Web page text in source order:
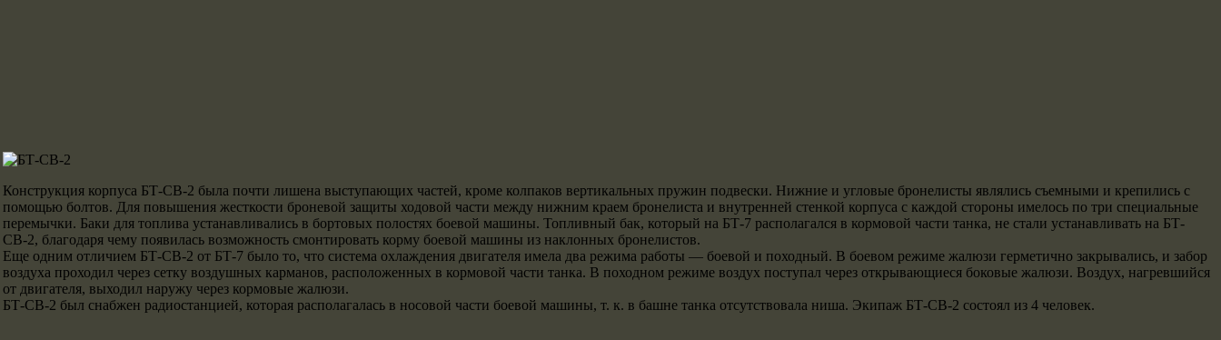
Конструкция корпуса БТ-СВ-2 была почти лишена выступающих частей, кроме колпаков вертикальных пружин подвески. Нижние и угловые бронелисты являлись съемными и крепились с
помощью болтов. Для повышения жесткости броневой защиты ходовой части между нижним краем бронелиста и внутренней стенкой корпуса с каждой стороны имелось по три специальные
перемычки. Баки для топлива устанавливались в бортовых полостях боевой машины. Топливный бак, который на БТ-7 располагался в кормовой части танка, не стали устанавливать на БТ-
СВ-2, благодаря чему появилась возможность смонтировать корму боевой машины из наклонных бронелистов.
Еще одним отличием БТ-СВ-2 от БТ-7 было то, что система охлаждения двигателя имела два режима работы — боевой и походный. В боевом режиме жалюзи герметично закрывались, и забор
воздуха проходил через сетку воздушных карманов, расположенных в кормовой части танка. В походном режиме воздух поступал через открывающиеся боковые жалюзи. Воздух, нагревшийся
от двигателя, выходил наружу через кормовые жалюзи.
БТ-СВ-2 был снабжен радиостанцией, которая располагалась в носовой части боевой машины, т. к. в башне танка отсутствовала ниша. Экипаж БТ-СВ-2 состоял из 4 человек.